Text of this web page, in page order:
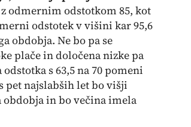
odmernim odstotkom 85, kot
odstotek v višini kar 95,6
obdobja. Ne bo pa se
plače in določena nizke pa
s 63,5 na 70 pomeni
pet najslabših let bo višji
in bo večina imela